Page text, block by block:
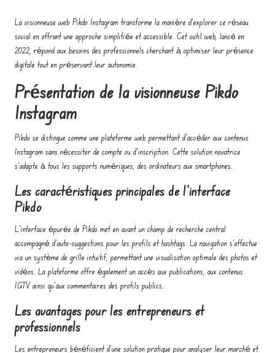
e
p
r
e
n
e
u
r
La visionneuse web Pikdo Instagram transforme la manière d’explorer ce réseau
social en offrant une approche simplifiée et accessible. Cet outil web, lancé en
2022, répond aux besoins des professionnels cherchant à optimiser leur présence
digitale tout en préservant leur autonomie.
Présentation de la visionneuse Pikdo
Instagram
Pikdo se distingue comme une plateforme web permettant d’accéder aux contenus
Instagram sans nécessiter de compte ou d’inscription. Cette solution novatrice
s’adapte à tous les supports numériques, des ordinateurs aux smartphones.
Les caractéristiques principales de l’interface
Pikdo
L’interface épurée de Pikdo met en avant un champ de recherche central
accompagné d’auto-suggestions pour les profils et hashtags. La navigation s’effectue
via un système de grille intuitif, permettant une visualisation optimale des photos et
vidéos. La plateforme offre également un accès aux publications, aux contenus
IGTV ainsi qu’aux commentaires des profils publics.
Les avantages pour les entrepreneurs et
professionnels
Les entrepreneurs bénéficient d’une solution pratique pour analyser leur marché et